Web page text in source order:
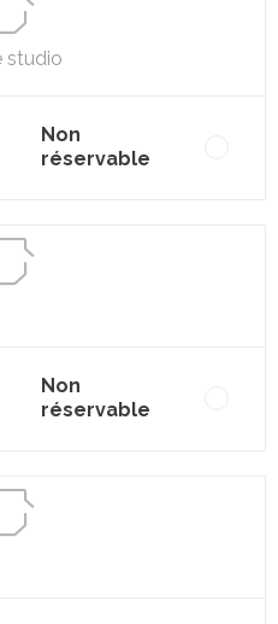
studio
Non
réservable
Non
réservable